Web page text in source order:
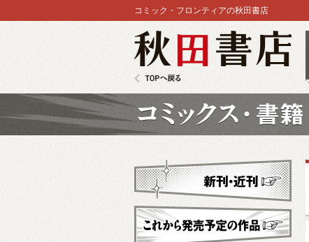
コミック・フロンティアの秋田書店
新刊・近刊